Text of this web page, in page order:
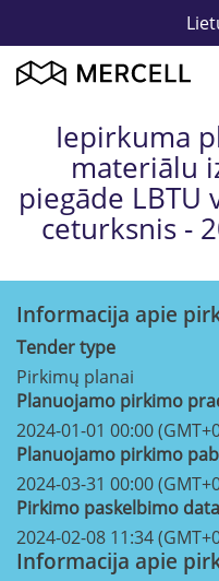
Iepirkuma
materiālu
piegāde LBTU
ceturksnis -
Informacija apie
Tender type
Pirkimų planai
Planuojamo pirkimo
2024-01-01 00:00
Planuojamo pirkimo
2024-03-31 00:00
Pirkimo paskelbimo data
2024-02-08 11:34
Informacija apie